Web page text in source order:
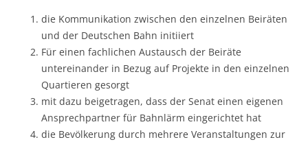
die Kommunikation zwischen den einzelnen Beiräten
und der Deutschen Bahn initiiert
Für einen fachlichen Austausch der Beiräte
untereinander in Bezug auf Projekte in den einzelnen
Quartieren gesorgt
mit dazu beigetragen, dass der Senat einen eigenen
Ansprechpartner für Bahnlärm eingerichtet hat
die Bevölkerung durch mehrere Veranstaltungen zur